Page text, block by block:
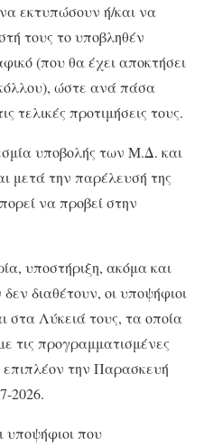
εκτυπώσουν ή/και να
τους το υποβληθέν
(που θα έχει αποκτήσει
ώστε ανά πάσα
τελικές προτιμήσεις τους.
υποβολής των Μ.Δ. και
μετά την παρέλευσή της
να προβεί στην
υποστήριξη, ακόμα και
διαθέτουν, οι υποψήφιοι
στα Λύκειά τους, τα οποία
τις προγραμματισμένες
την Παρασκευή
2026.
υποψήφιοι που